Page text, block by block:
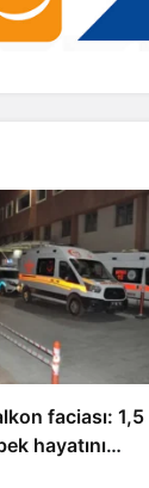
faciası: 1,5
hayatını